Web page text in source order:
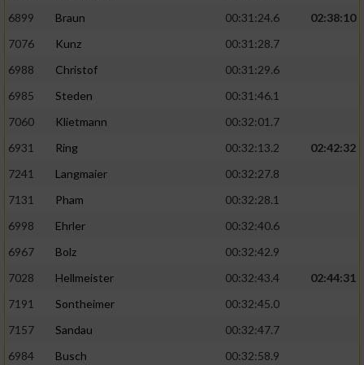
6899
Braun 00:31:24.6
02:38:10
7076
Kunz
00:31:28.7
6988
Christof
00:31:29.6
6985
Steden
00:31:46.1
7060
Klietmann
00:32:01.7
6931
Ring 00:32:13.2
02:42:32
7241
Langmaier
00:32:27.8
7131
Pham
00:32:28.1
6998
Ehrler
00:32:40.6
6967
Bolz
00:32:42.9
7028
Hellmeister 00:32:43.4
02:44:31
7191
Sontheimer
00:32:45.0
7157
Sandau
00:32:47.7
6984
Busch
00:32:58.9